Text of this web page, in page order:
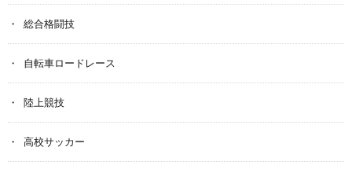
総合格闘技
自転車ロードレース
陸上競技
高校サッカー